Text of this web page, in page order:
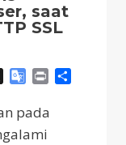
saat
SSL
Google
Print
pada